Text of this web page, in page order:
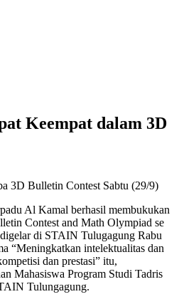
Keempat dalam 3D
3D Bulletin Contest Sabtu (29/9)
Al Kamal berhasil membukukan
Contest and Math Olympiad se
di STAIN Tulugagung Rabu
“Meningkatkan intelektualitas dan
dan prestasi” itu,
Mahasiswa Program Studi Tadris
Tulungagung.